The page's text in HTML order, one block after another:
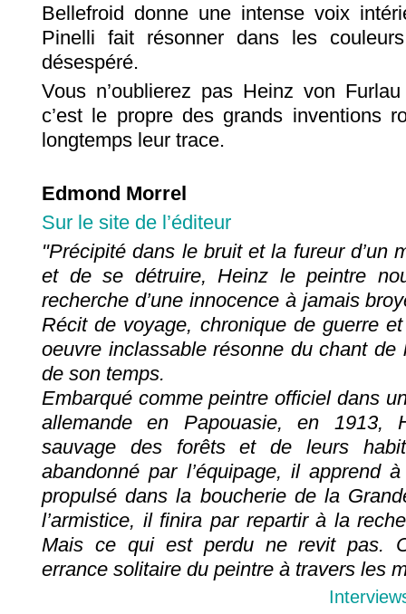
Bellefroid donne une intense voix
Pinelli fait résonner dans les
désespéré.
Vous n’oublierez pas Heinz von
c’est le propre des grands inventions
longtemps leur trace.
Edmond Morrel
Sur le site de l’éditeur
"Précipité dans le bruit et la fureur d’un
et de se détruire, Heinz le peintre
recherche d’une innocence à jamais
Récit de voyage, chronique de guerre
oeuvre inclassable résonne du chant de
de son temps.
Embarqué comme peintre officiel dans
allemande en Papouasie, en 1913,
sauvage des forêts et de leurs
abandonné par l’équipage, il apprend
propulsé dans la boucherie de la
l’armistice, il finira par repartir à la
Mais ce qui est perdu ne revit pas.
errance solitaire du peintre à travers les